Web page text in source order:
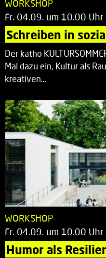
WORKSHOP
Fr. 04.09. um 10.00 Uhr
Schreiben in
Der katho
Mal dazu ein, Kultur als
kreativen…
WORKSHOP
Fr. 04.09. um 10.00 Uhr
Humor als